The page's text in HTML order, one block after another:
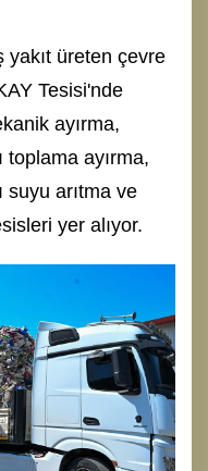
yakıt üreten çevre
Tesisi'nde
ayırma,
toplama ayırma,
suyu arıtma ve
yer alıyor.